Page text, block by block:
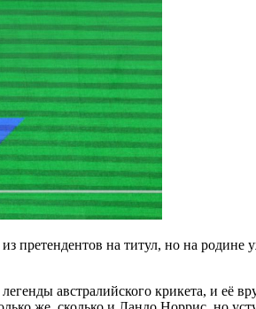
претендентов на титул, но на
австралийского крикета, и её